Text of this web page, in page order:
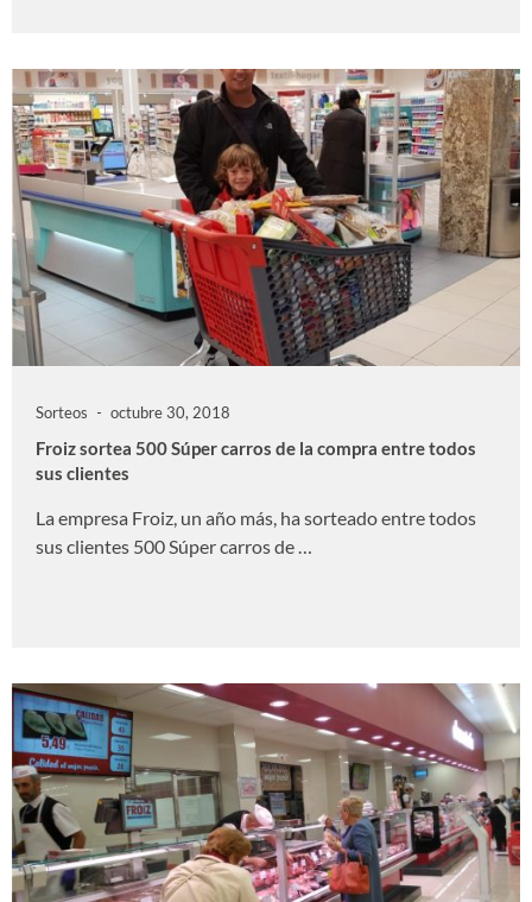
Sorteos octubre 30, 2018
Froiz sortea 500 Súper carros de la compra entre todos
sus clientes
La empresa Froiz, un año más, ha sorteado entre todos
sus clientes 500 Súper carros de …